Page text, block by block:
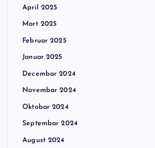
April 2025
Mart 2025
Februar 2025
Januar 2025
Decembar 2024
Novembar 2024
Oktobar 2024
Septembar 2024
August 2024